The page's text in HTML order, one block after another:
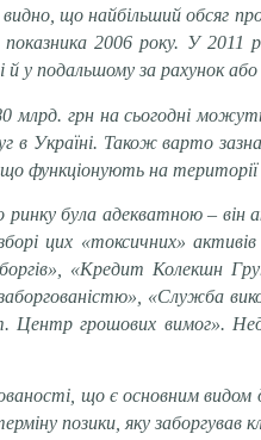
що найбільший обсяг
показника 2006 року. У
у подальшому за рахунок або
грн на сьогодні можуть
в Україні. Також варто
функціонують на
ринку була адекватною –
цих «токсичних»
«Кредит Колекшн
«Служба
Центр грошових вимог».
що є основним видом
позики, яку заборгував